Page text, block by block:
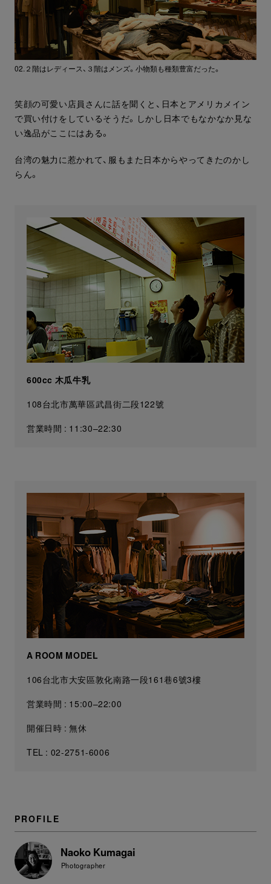
02.２階はレディース、３階はメンズ。小物類も種類豊富だった。
笑顔の可愛い店員さんに話を聞くと、日本とアメリカメイン
で買い付けをしているそうだ。しかし日本でもなかなか見な
い逸品がここにはある。
台湾の魅力に惹かれて、服もまた日本からやってきたのかし
らん。
600cc 木瓜牛乳
108台北市萬華區武昌街二段122號
営業時間 : 11:30–22:30
A ROOM MODEL
106台北市大安區敦化南路一段161巷6號3樓
営業時間 : 15:00–22:00
開催日時 : 無休
TEL : 02-2751-6006
PROFILE
Naoko Kumagai
Photographer